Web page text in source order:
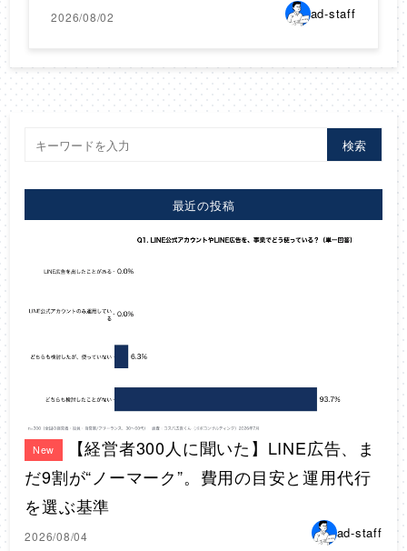
2026/08/02 ad-staff
検索
最近の投稿
New
【経営者300人に聞いた】LINE広告、ま
だ9割が“ノーマーク”。費用の目安と運用代行
を選ぶ基準
2026/08/04 ad-staff